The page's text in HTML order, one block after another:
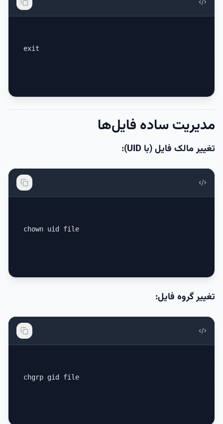
exit
مدیریت ساده فایل‌ها
تغییر مالک فایل (با UID):
chown uid file
تغییر گروه فایل:
chgrp gid file